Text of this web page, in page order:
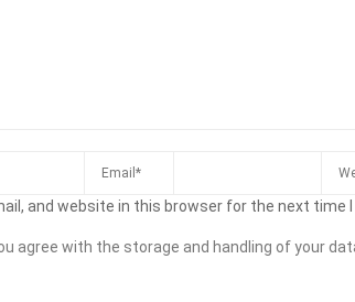
and website in this browser for the next time
agree with the storage and handling of your